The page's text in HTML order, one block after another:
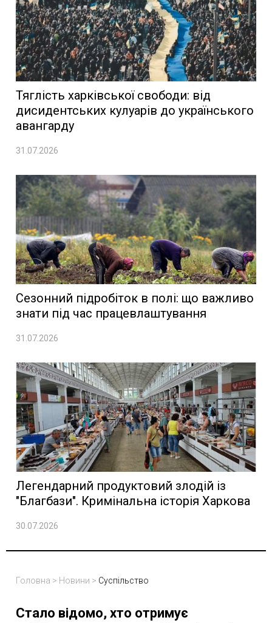
Тяглість харківської свободи: від
дисидентських кулуарів до українського
авангарду
31.07.2026
Сезонний підробіток в полі: що важливо
знати під час працевлаштування
31.07.2026
Легендарний продуктовий злодій із
"Благбази". Кримінальна історія Харкова
30.07.2026
Головна > Новини > Суспільство
Стало відомо, хто отримує